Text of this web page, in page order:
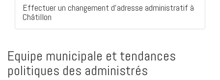
Effectuer un changement d'adresse administratif à
Châtillon
Equipe municipale et tendances
politiques des administrés